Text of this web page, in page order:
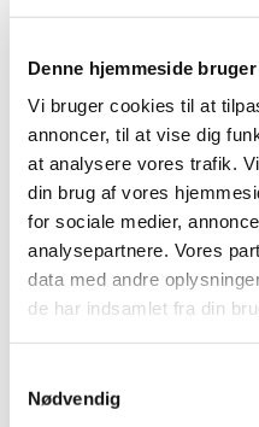
Denne hjemmeside
Vi bruger cookies til at
annoncer, til at vise dig
at analysere vores trafik.
din brug af vores
for sociale medier,
analysepartnere. Vores
data med andre
de har indsamlet fra din
Nødvendig